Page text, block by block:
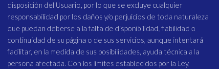
disposición del Usuario, por lo que se excluye cualquier
responsabilidad por los daños y/o perjuicios de toda naturaleza
que puedan deberse a la falta de disponibilidad, fiabilidad o
continuidad de su página o de sus servicios, aunque intentará
facilitar, en la medida de sus posibilidades, ayuda técnica a la
persona afectada. Con los límites establecidos por la Ley,